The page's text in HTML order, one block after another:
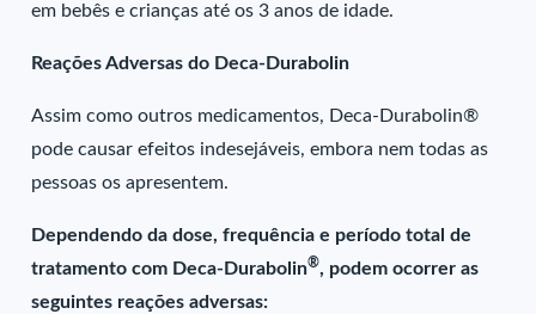
em bebês e crianças até os 3 anos de idade.
Reações Adversas do Deca-Durabolin
Assim como outros medicamentos, Deca-Durabolin®
pode causar efeitos indesejáveis, embora nem todas as
pessoas os apresentem.
Dependendo da dose, frequência e período total de
tratamento com Deca-Durabolin®, podem ocorrer as
seguintes reações adversas: